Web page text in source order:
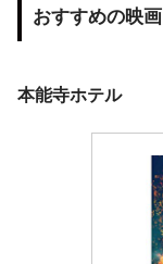
おすすめの映画
本能寺ホテル